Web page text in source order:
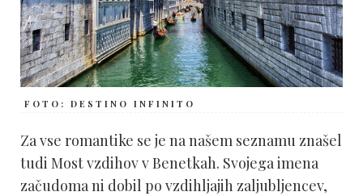
FOTO: DESTINO INFINITO
Za vse romantike se je na našem seznamu znašel
tudi Most vzdihov v Benetkah. Svojega imena
začudoma ni dobil po vzdihljajih zaljubljencev,